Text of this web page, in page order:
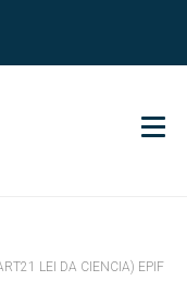
LEI DA CIENCIA) EPIF